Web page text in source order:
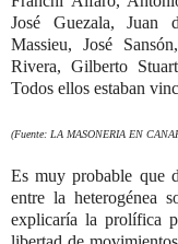
José Guezala, Juan
Massieu, José
Rivera, Gilberto
Todos ellos estaban
(Fuente: LA MASONERIA EN
Es muy probable que
entre la heterogénea
explicaría la prolífica